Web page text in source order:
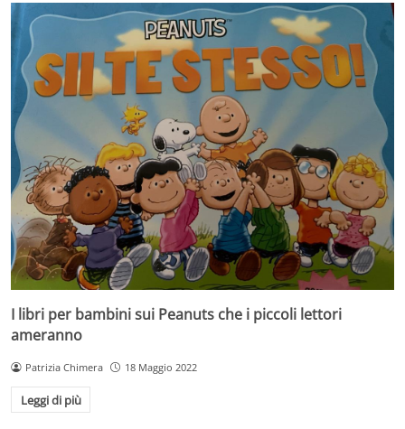
I libri per bambini sui Peanuts che i piccoli lettori
ameranno
Patrizia Chimera 18 Maggio 2022
Leggi di più